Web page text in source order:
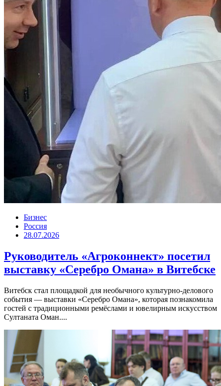
Бизнес
Россия
28.07.2026
Руководитель «Агроконнект» посетил
выставку «Серебро Омана» в Витебске
Витебск стал площадкой для необычного культурно-делового
события — выставки «Серебро Омана», которая познакомила
гостей с традиционными ремёслами и ювелирным искусством
Султаната Оман....